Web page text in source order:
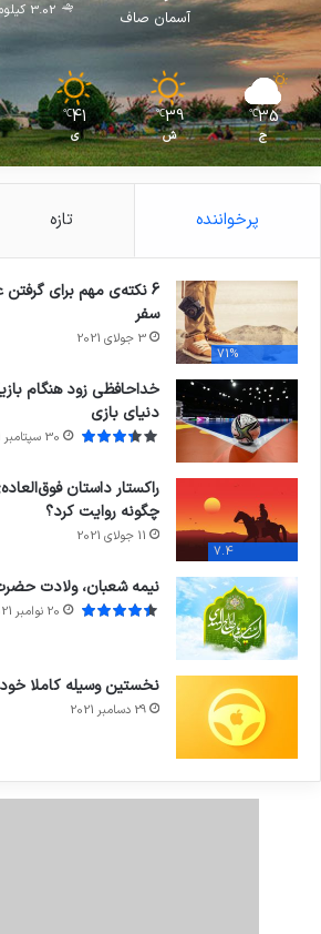
آسمان صاف 3.02 کیلومتر/ساعت
35
℃
ج
39
℃
ش
41
℃
ی
پرخواننده تازه
71%
6 نکته‌ی مهم برای
سفر
3 جولای 2021
خداحافظی زود هنگام
دنیای بازی
30 سپتامبر 2021
7.4
راکستار داستان
چگونه روایت کرد؟
11 جولای 2021
نیمه شعبان، ولادت
20 نوامبر 2021
نخستین وسیله کاملا
29 دسامبر 2021